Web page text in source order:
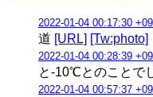
2022-01-04 00:17:30
道 [URL] [Tw:photo]
2022-01-04 00:28:39
と-10℃とのことで
2022-01-04 00:57:37